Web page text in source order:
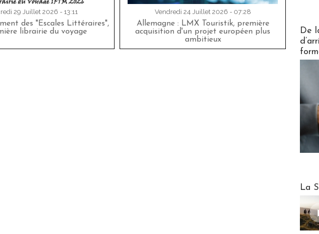
29 Juillet 2026 - 13:11
des "Escales Littéraires",
librairie du voyage
Vendredi 24 Juillet 2026 - 07:28
Allemagne : LMX Touristik, première
acquisition d'un projet européen plus
ambitieux
De
La